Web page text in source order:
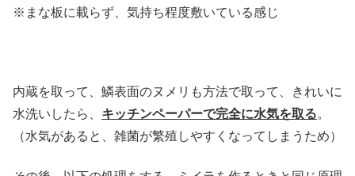
※まな板に載らず、気持ち程度敷いている感じ
内蔵を取って、鱗表面のヌメリも方法で取って、きれいに
水洗いしたら、 キッチンペーパーで完全に水気を取る。
（水気があると、雑菌が繁殖しやすくなってしまうため）